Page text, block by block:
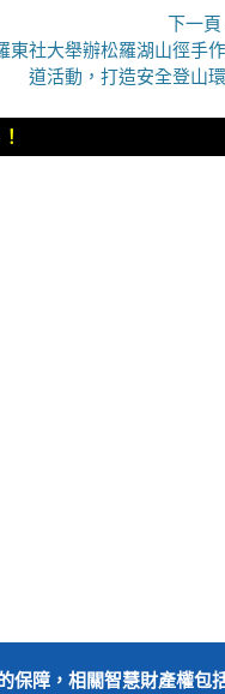
下一
東社大舉辦松羅湖山徑手
道活動，打造安全登山
保障，相關智慧財產權